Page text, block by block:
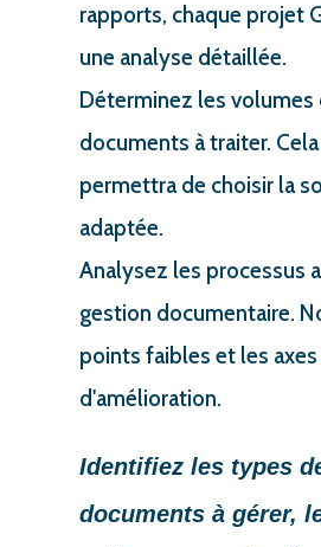
rapports, chaque projet
une analyse détaillée.
Déterminez les volumes
documents à traiter.
permettra de choisir la
adaptée.
Analysez les processus
gestion documentaire.
points faibles et les axes
d'amélioration.
Identifiez les types
documents à gérer,